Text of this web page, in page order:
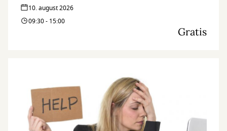
10. august 2026
09:30 - 15:00
Gratis